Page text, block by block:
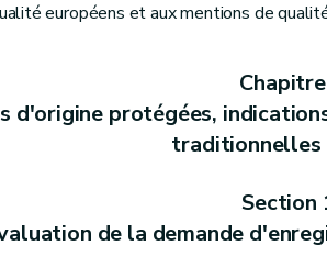
européens et aux mentions de
d'origine protégées,
traditionnelles
Section
de la demande